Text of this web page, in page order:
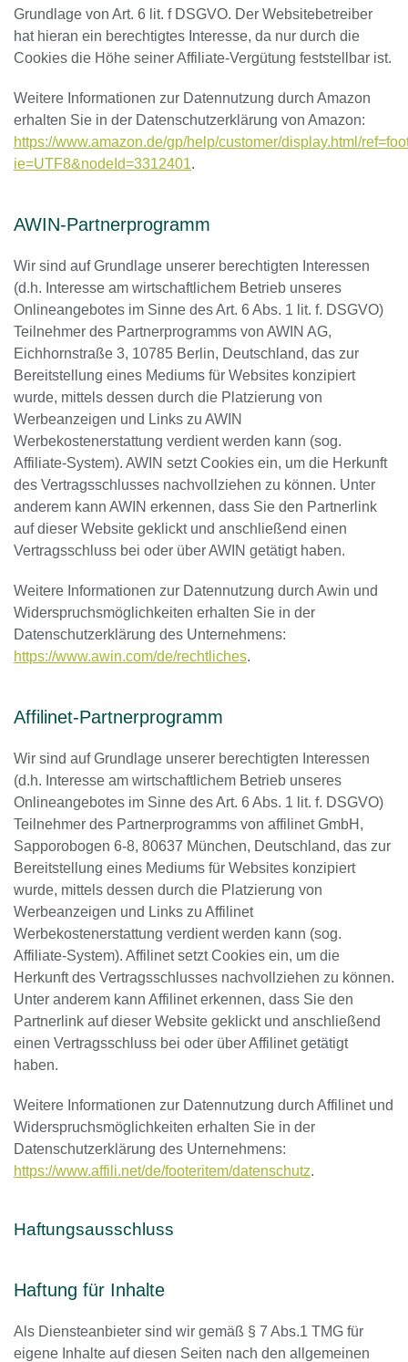
Grundlage von Art. 6 lit. f DSGVO. Der Websitebetreiber
hat hieran ein berechtigtes Interesse, da nur durch die
Cookies die Höhe seiner Affiliate-Vergütung feststellbar ist.
Weitere Informationen zur Datennutzung durch Amazon
erhalten Sie in der Datenschutzerklärung von Amazon:
https://www.amazon.de/gp/help/customer/display.html/
ie=UTF8&nodeId=3312401.
AWIN-Partnerprogramm
Wir sind auf Grundlage unserer berechtigten Interessen
(d.h. Interesse am wirtschaftlichem Betrieb unseres
Onlineangebotes im Sinne des Art. 6 Abs. 1 lit. f. DSGVO)
Teilnehmer des Partnerprogramms von AWIN AG,
Eichhornstraße 3, 10785 Berlin, Deutschland, das zur
Bereitstellung eines Mediums für Websites konzipiert
wurde, mittels dessen durch die Platzierung von
Werbeanzeigen und Links zu AWIN
Werbekostenerstattung verdient werden kann (sog.
Affiliate-System). AWIN setzt Cookies ein, um die Herkunft
des Vertragsschlusses nachvollziehen zu können. Unter
anderem kann AWIN erkennen, dass Sie den Partnerlink
auf dieser Website geklickt und anschließend einen
Vertragsschluss bei oder über AWIN getätigt haben.
Weitere Informationen zur Datennutzung durch Awin und
Widerspruchsmöglichkeiten erhalten Sie in der
Datenschutzerklärung des Unternehmens:
https://www.awin.com/de/rechtliches.
Affilinet-Partnerprogramm
Wir sind auf Grundlage unserer berechtigten Interessen
(d.h. Interesse am wirtschaftlichem Betrieb unseres
Onlineangebotes im Sinne des Art. 6 Abs. 1 lit. f. DSGVO)
Teilnehmer des Partnerprogramms von affilinet GmbH,
Sapporobogen 6-8, 80637 München, Deutschland, das zur
Bereitstellung eines Mediums für Websites konzipiert
wurde, mittels dessen durch die Platzierung von
Werbeanzeigen und Links zu Affilinet
Werbekostenerstattung verdient werden kann (sog.
Affiliate-System). Affilinet setzt Cookies ein, um die
Herkunft des Vertragsschlusses nachvollziehen zu können.
Unter anderem kann Affilinet erkennen, dass Sie den
Partnerlink auf dieser Website geklickt und anschließend
einen Vertragsschluss bei oder über Affilinet getätigt
haben.
Weitere Informationen zur Datennutzung durch Affilinet und
Widerspruchsmöglichkeiten erhalten Sie in der
Datenschutzerklärung des Unternehmens:
https://www.affili.net/de/footeritem/datenschutz.
Haftungsausschluss
Haftung für Inhalte
Als Diensteanbieter sind wir gemäß § 7 Abs.1 TMG für
eigene Inhalte auf diesen Seiten nach den allgemeinen